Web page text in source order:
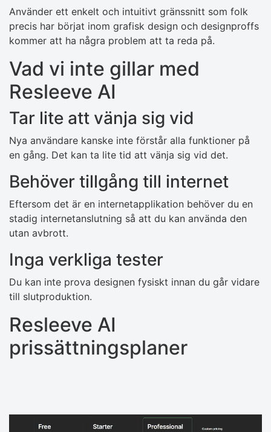
Använder ett enkelt och intuitivt gränssnitt som folk
precis har börjat inom grafisk design och designproffs
kommer att ha några problem att ta reda på.
Vad vi inte gillar med
Resleeve AI
Tar lite att vänja sig vid
Nya användare kanske inte förstår alla funktioner på
en gång. Det kan ta lite tid att vänja sig vid det.
Behöver tillgång till internet
Eftersom det är en internetapplikation behöver du en
stadig internetanslutning så att du kan använda den
utan avbrott.
Inga verkliga tester
Du kan inte prova designen fysiskt innan du går vidare
till slutproduktion.
Resleeve AI
prissättningsplaner